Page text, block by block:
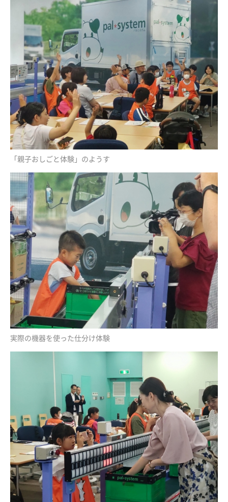
「親子おしごと体験」のようす
実際の機器を使った仕分け体験